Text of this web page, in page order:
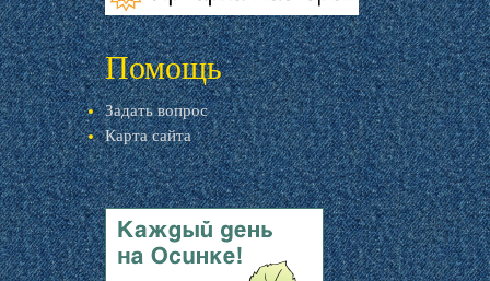
livemaster.ru
Помощь
Задать вопрос
Карта сайта